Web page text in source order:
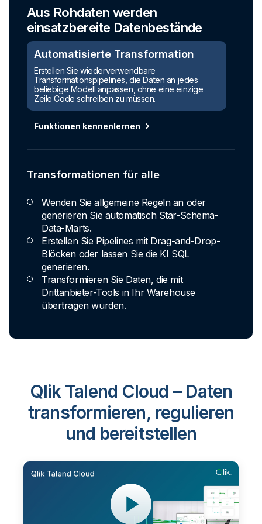
Aus Rohdaten werden
einsatzbereite Datenbestände
Automatisierte Transformation
Erstellen Sie wiederverwendbare
Transformationspipelines, die Daten an jedes
beliebige Modell anpassen, ohne eine einzige
Zeile Code schreiben zu müssen.
Funktionen kennenlernen
Transformationen für alle
Wenden Sie allgemeine Regeln an oder
generieren Sie automatisch Star-Schema-
Data-Marts.
Erstellen Sie Pipelines mit Drag-and-Drop-
Blöcken oder lassen Sie die KI SQL
generieren.
Transformieren Sie Daten, die mit
Drittanbieter-Tools in Ihr Warehouse
übertragen wurden.
Qlik Talend Cloud – Daten
transformieren, regulieren
und bereitstellen